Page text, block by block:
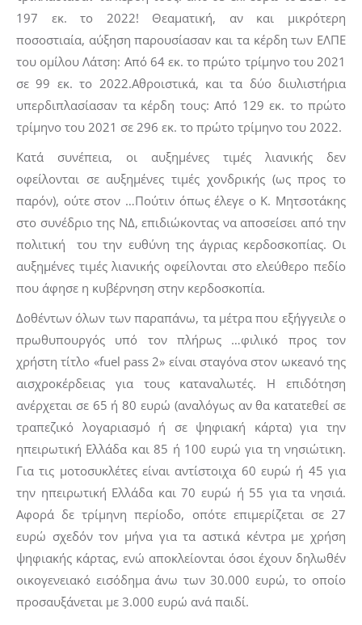
197 εκ. το 2022! Θεαματική, αν και μικρότερη
ποσοστιαία, αύξηση παρουσίασαν και τα κέρδη των ΕΛΠΕ
του ομίλου Λάτση: Από 64 εκ. το πρώτο τρίμηνο του 2021
σε 99 εκ. το 2022.Αθροιστικά, και τα δύο διυλιστήρια
υπερδιπλασίασαν τα κέρδη τους: Από 129 εκ. το πρώτο
τρίμηνο του 2021 σε 296 εκ. το πρώτο τρίμηνο του 2022.
Κατά συνέπεια, οι αυξημένες τιμές λιανικής δεν
οφείλονται σε αυξημένες τιμές χονδρικής (ως προς το
παρόν), ούτε στον …Πούτιν όπως έλεγε ο Κ. Μητσοτάκης
στο συνέδριο της ΝΔ, επιδιώκοντας να αποσείσει από την
πολιτική του την ευθύνη της άγριας κερδοσκοπίας. Οι
αυξημένες τιμές λιανικής οφείλονται στο ελεύθερο πεδίο
που άφησε η κυβέρνηση στην κερδοσκοπία.
Δοθέντων όλων των παραπάνω, τα μέτρα που εξήγγειλε ο
πρωθυπουργός υπό τον πλήρως …φιλικό προς τον
χρήστη τίτλο «fuel pass 2» είναι σταγόνα στον ωκεανό της
αισχροκέρδειας για τους καταναλωτές. Η επιδότηση
ανέρχεται σε 65 ή 80 ευρώ (αναλόγως αν θα κατατεθεί σε
τραπεζικό λογαριασμό ή σε ψηφιακή κάρτα) για την
ηπειρωτική Ελλάδα και 85 ή 100 ευρώ για τη νησιώτικη.
Για τις μοτοσυκλέτες είναι αντίστοιχα 60 ευρώ ή 45 για
την ηπειρωτική Ελλάδα και 70 ευρώ ή 55 για τα νησιά.
Αφορά δε τρίμηνη περίοδο, οπότε επιμερίζεται σε 27
ευρώ σχεδόν τον μήνα για τα αστικά κέντρα με χρήση
ψηφιακής κάρτας, ενώ αποκλείονται όσοι έχουν δηλωθέν
οικογενειακό εισόδημα άνω των 30.000 ευρώ, το οποίο
προσαυξάνεται με 3.000 ευρώ ανά παιδί.